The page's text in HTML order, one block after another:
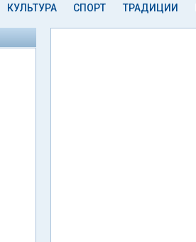
КУЛЬТУРА СПОРТ ТРАДИЦИИ